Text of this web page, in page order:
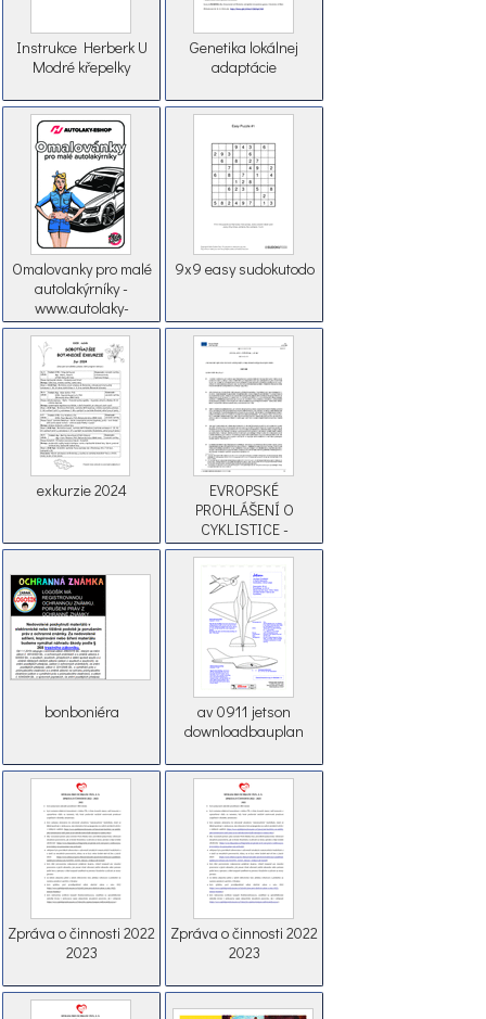
Instrukce Herberk U
Modré křepelky
Genetika lokálnej
adaptácie
Omalovanky pro malé
autolakýrníky -
www.autolaky-
eshop.com
9x9 easy sudokutodo
exkurzie 2024
EVROPSKÉ
PROHLÁŠENÍ O
CYKLISTICE -
C/2024/2377
bonboniéra
av 0911 jetson
downloadbauplan
Zpráva o činnosti 2022
2023
Zpráva o činnosti 2022
2023